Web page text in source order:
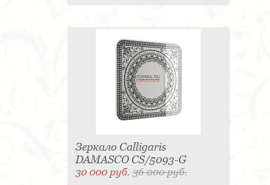
Зеркало Calligaris
DAMASCO CS/5093-G
30 000 руб.36 000 руб.